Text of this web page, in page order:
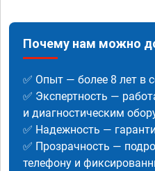
Почему нам можно
✅ Опыт — более 8 лет в
✅ Экспертность —
и диагностическим
✅ Надежность —
✅ Прозрачность —
телефону и